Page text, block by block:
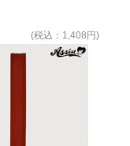
23
(税込：1,408円)